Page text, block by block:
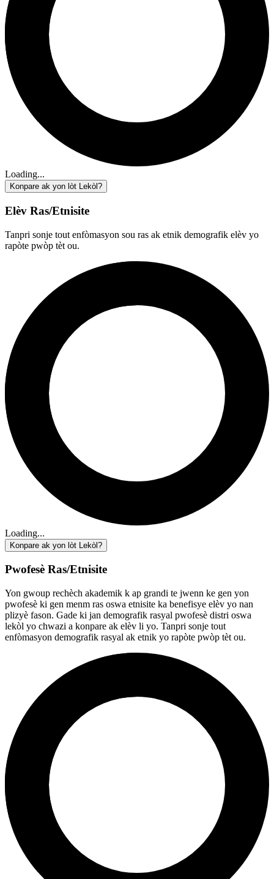
Loading...
Konpare ak yon lòt Lekòl?
Elèv Ras/Etnisite
Tanpri sonje tout enfòmasyon sou ras ak etnik demografik elèv yo
rapòte pwòp tèt ou.
Loading...
Konpare ak yon lòt Lekòl?
Pwofesè Ras/Etnisite
Yon gwoup rechèch akademik k ap grandi te jwenn ke gen yon
pwofesè ki gen menm ras oswa etnisite ka benefisye elèv yo nan
plizyè fason. Gade ki jan demografik rasyal pwofesè distri oswa
lekòl yo chwazi a konpare ak elèv li yo. Tanpri sonje tout
enfòmasyon demografik rasyal ak etnik yo rapòte pwòp tèt ou.